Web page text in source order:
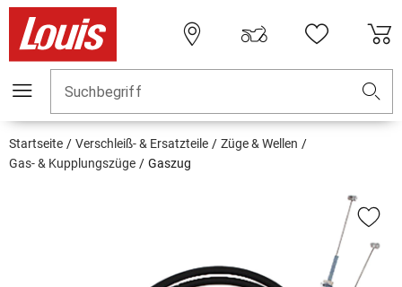
Suchbegriff
Startseite Verschleiß- & Ersatzteile
Züge & Wellen
Gas- & Kupplungszüge
Gaszug